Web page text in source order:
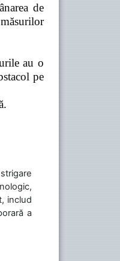
de
au o
pe
includ
a